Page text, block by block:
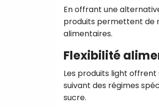
En offrant une
produits permettent de
alimentaires.
Flexibilité
Les produits light
suivant des régimes
sucre.